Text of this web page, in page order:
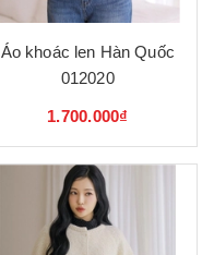
Áo khoác len Hàn Quốc
012020
1.700.000₫